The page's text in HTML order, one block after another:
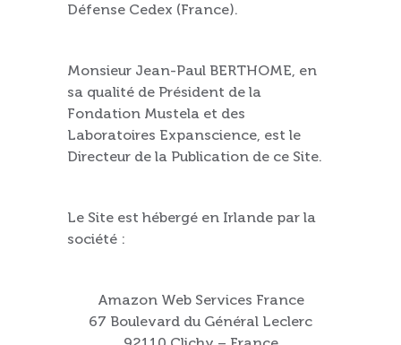
Défense Cedex (France).
Monsieur Jean-Paul BERTHOME, en
sa qualité de Président de la
Fondation Mustela et des
Laboratoires Expanscience, est le
Directeur de la Publication de ce Site.
Le Site est hébergé en Irlande par la
société :
Amazon Web Services France
67 Boulevard du Général Leclerc